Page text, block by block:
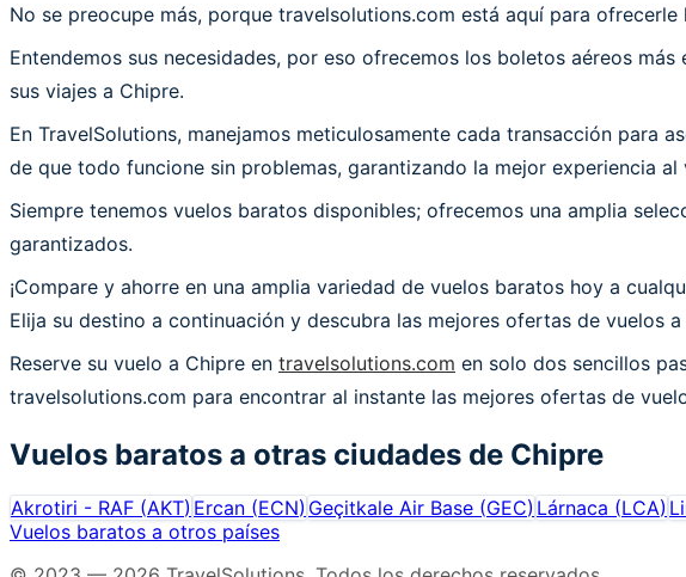
No se preocupe más, porque travelsolutions.com está aquí para
Entendemos sus necesidades, por eso ofrecemos los boletos aéreos
sus viajes a Chipre.
En TravelSolutions, manejamos meticulosamente cada transacción para
de que todo funcione sin problemas, garantizando la mejor experiencia
Siempre tenemos vuelos baratos disponibles; ofrecemos una amplia
garantizados.
¡Compare y ahorre en una amplia variedad de vuelos baratos hoy a
Elija su destino a continuación y descubra las mejores ofertas de vuelos a
Reserve su vuelo a Chipre en travelsolutions.com en solo dos sencillos
travelsolutions.com para encontrar al instante las mejores ofertas de
Vuelos baratos a otras ciudades de Chipre
Akrotiri - RAF (AKT) Ercan (ECN) Geçitkale Air Base (GEC) Lárnaca (LCA)
Vuelos baratos a otros países